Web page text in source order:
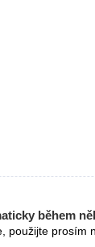
během
použijte prosím